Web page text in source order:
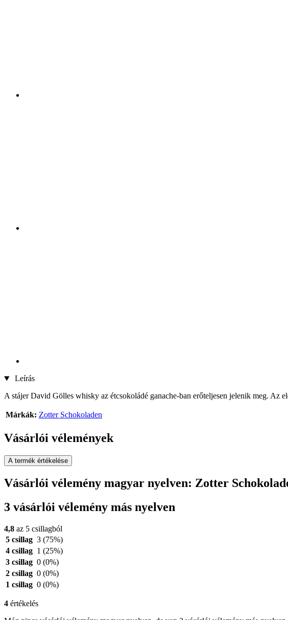
Leírás
A stájer David Gölles whisky az étcsokoládé ganache-ban erőteljesen jelenik meg.
Márkák: Zotter Schokoladen
Vásárlói vélemények
A termék értékelése
Vásárlói vélemény magyar nyelven: Zotter
3 vásárlói vélemény más nyelven
4,8 az 5 csillagból
5 csillag 3 (75%)
4 csillag 1 (25%)
3 csillag 0 (0%)
2 csillag 0 (0%)
1 csillag 0 (0%)
4 értékelés